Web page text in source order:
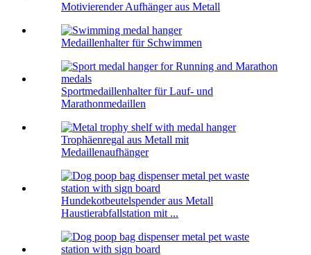
Motivierender Aufhänger aus Metall
Medaillenhalter für Schwimmen
Sportmedaillenhalter für Lauf- und
Marathonmedaillen
Trophäenregal aus Metall mit
Medaillenaufhänger
Hundekotbeutelspender aus Metall
Haustierabfallstation mit ...